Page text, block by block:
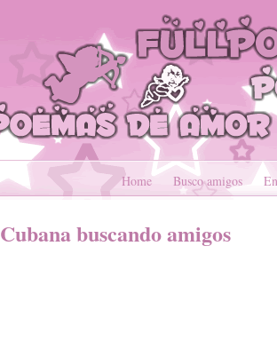
Home Busco amigos
Cubana buscando amigos